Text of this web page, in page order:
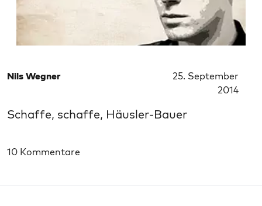
Nils Wegner
25. September
2014
Schaffe, schaffe, Häusler-Bauer
10 Kommentare